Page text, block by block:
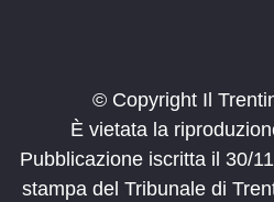
© Copyright Il
È vietata la
Pubblicazione iscritta il 30/
stampa del Tribunale di